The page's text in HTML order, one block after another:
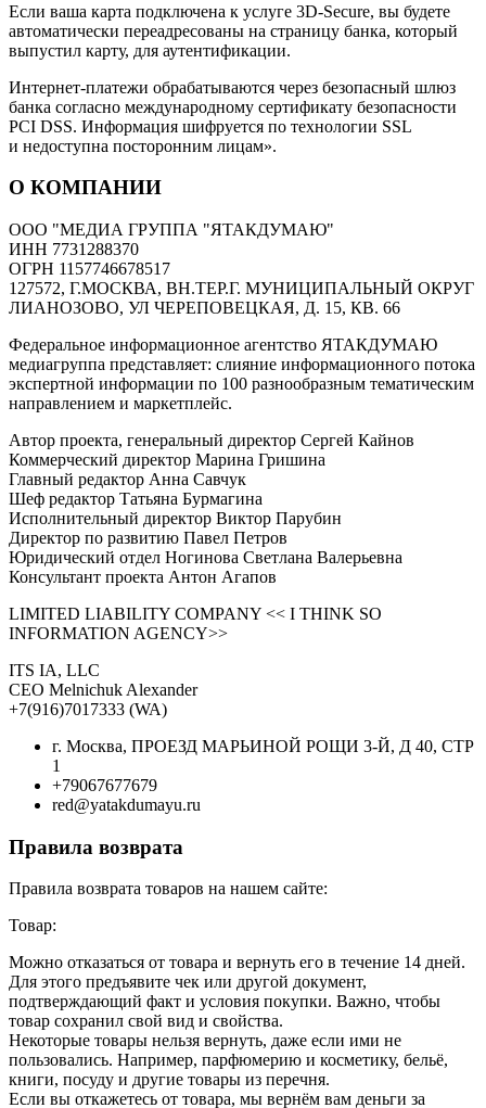
Если ваша карта подключена к услуге 3D-Secure, вы будете
автоматически переадресованы на страницу банка, который
выпустил карту, для аутентификации.
Интернет-платежи обрабатываются через безопасный шлюз
банка согласно международному сертификату безопасности
PCI DSS. Информация шифруется по технологии SSL
и недоступна посторонним лицам».
О КОМПАНИИ
ООО "МЕДИА ГРУППА "ЯТАКДУМАЮ"
ИНН 7731288370
ОГРН 1157746678517
127572, Г.МОСКВА, ВН.ТЕР.Г. МУНИЦИПАЛЬНЫЙ ОКРУГ
ЛИАНОЗОВО, УЛ ЧЕРЕПОВЕЦКАЯ, Д. 15, КВ. 66
Федеральное информационное агентство ЯТАКДУМАЮ
медиагруппа представляет: слияние информационного потока
экспертной информации по 100 разнообразным тематическим
направлением и маркетплейс.
Автор проекта, генеральный директор Сергей Кайнов
Коммерческий директор Марина Гришина
Главный редактор Анна Савчук
Шеф редактор Татьяна Бурмагина
Исполнительный директор Виктор Парубин
Директор по развитию Павел Петров
Юридический отдел Ногинова Светлана Валерьевна
Консультант проекта Антон Агапов
LIMITED LIABILITY COMPANY << I THINK SO
INFORMATION AGENCY>>
ITS IA, LLC
CEO Melnichuk Alexander
+7(916)7017333 (WA)
г. Москва, ПРОЕЗД МАРЬИНОЙ РОЩИ 3-Й, Д 40, СТР
1
+79067677679
red@yatakdumayu.ru
Правила возврата
Правила возврата товаров на нашем сайте:
Товар:
Можно отказаться от товара и вернуть его в течение 14 дней.
Для этого предъявите чек или другой документ,
подтверждающий факт и условия покупки. Важно, чтобы
товар сохранил свой вид и свойства.
Некоторые товары нельзя вернуть, даже если ими не
пользовались. Например, парфюмерию и косметику, бельё,
книги, посуду и другие товары из перечня.
Если вы откажетесь от товара, мы вернём вам деньги за